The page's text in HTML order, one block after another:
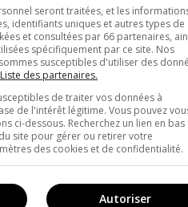
seront traitées, et les
identifiants uniques et autres types de
et consultées par 66 partenaires,
spécifiquement par ce site. Nos
susceptibles d'utiliser des
Liste des partenaires.
de traiter vos données à
de l'intérêt légitime. Vous pouvez
ci-dessous. Recherchez un lien en bas
site pour gérer ou retirer votre
des cookies et de confidentialité.
Autoriser